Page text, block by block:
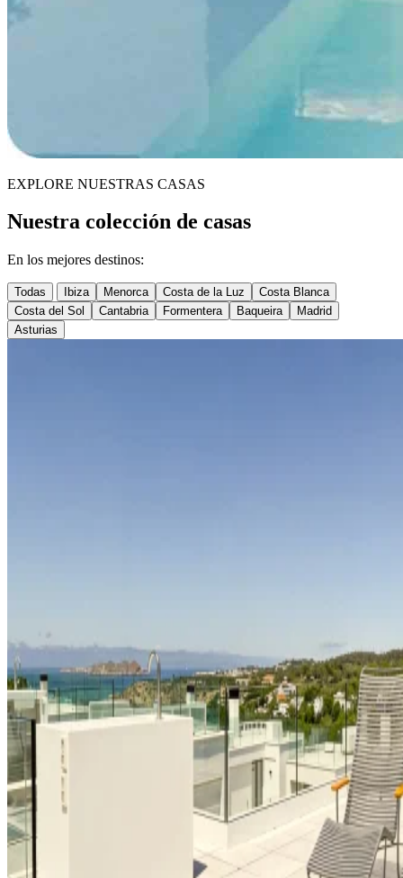
EXPLORE NUESTRAS CASAS
Nuestra colección de casas
En los mejores destinos:
Todas Ibiza Menorca Costa de la Luz
Costa Blanca
Costa del Sol
Cantabria Formentera Baqueira
Madrid
Asturias